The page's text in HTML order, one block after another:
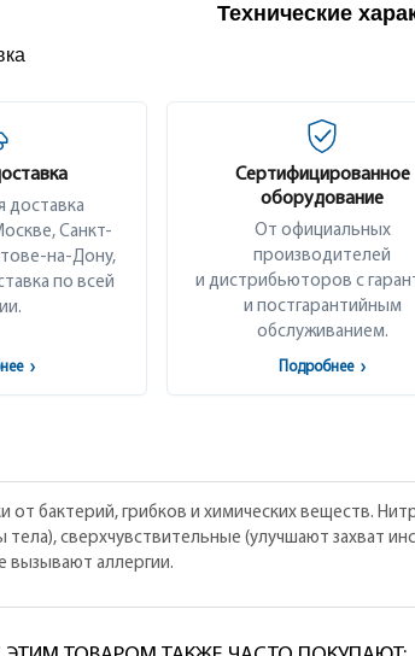
Технические
доставка
Санкт-
на-Дону,
по всей
›
Сертифицированное
оборудование
От официальных
производителей
и дистрибьюторов с
и постгарантийным
обслуживанием.
Подробнее ›
бактерий, грибков и химических веществ.
сверхчувствительные (улучшают захват
вызывают аллергии.